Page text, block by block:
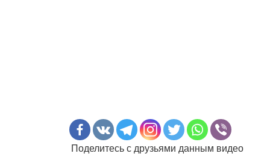
Поделитесь с друзьями данным видео